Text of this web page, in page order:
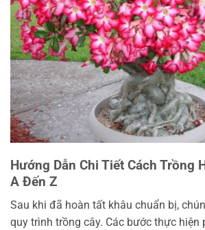
Hướng Dẫn Chi Tiết Cách Trồng
A Đến Z
Sau khi đã hoàn tất khâu chuẩn bị,
quy trình trồng cây. Các bước thực hiện